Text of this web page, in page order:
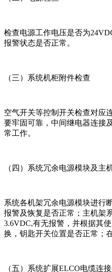
检查电源工作电压是否为
报警状态是否正常。
（三）系统机柜附件检查
空气开关等控制开关检查对应
要牢固可靠，中间继电器连接
常工作。
（四）系统冗余电源模块及主
系统各机架冗余电源模块进行
报警及恢复是否正常；主机架
3.6VDC,有无报警，并根据其
换，钥匙开关位置是否正常；
（五）系统扩展ELCO电缆连